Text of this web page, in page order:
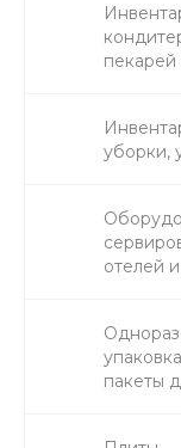
пекарей
уборки,
отелей
пакеты